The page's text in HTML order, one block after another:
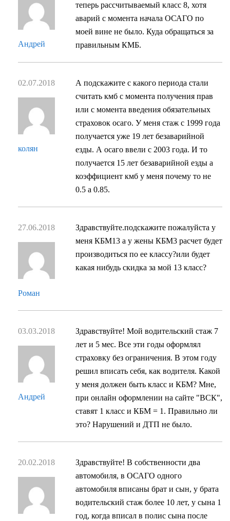
Андрей
теперь рассчитываемый класс 8, хотя
аварий с момента начала ОСАГО по
моей вине не было. Куда обращаться за
правильным КМБ.
02.07.2018
колян
А подскажите с какого периода стали
считать кмб с момента получения прав
или с момента введения обязательных
страховок осаго. У меня стаж с 1999 года
получается уже 19 лет безаварийной
езды. А осаго ввели с 2003 года. И то
получается 15 лет безаварийной езды а
коэффициент кмб у меня почему то не
0.5 а 0.85.
27.06.2018
Роман
Здравствуйте.подскажите пожалуйста у
меня КБМ13 а у жены КБМ3 расчет будет
производиться по ее классу?или будет
какая нибудь скидка за мой 13 класс?
03.03.2018
Андрей
Здравствуйте! Мой водительский стаж 7
лет и 5 мес. Все эти годы оформлял
страховку без ограничения. В этом году
решил вписать себя, как водителя. Какой
у меня должен быть класс и КБМ? Мне,
при онлайн оформлении на сайте "ВСК",
ставят 1 класс и КБМ = 1. Правильно ли
это? Нарушений и ДТП не было.
20.02.2018
Здравствуйте! В собственности два
автомобиля, в ОСАГО одного
автомобиля вписаны брат и сын, у брата
водительский стаж более 10 лет, у сына 1
год, когда вписал в полис сына после